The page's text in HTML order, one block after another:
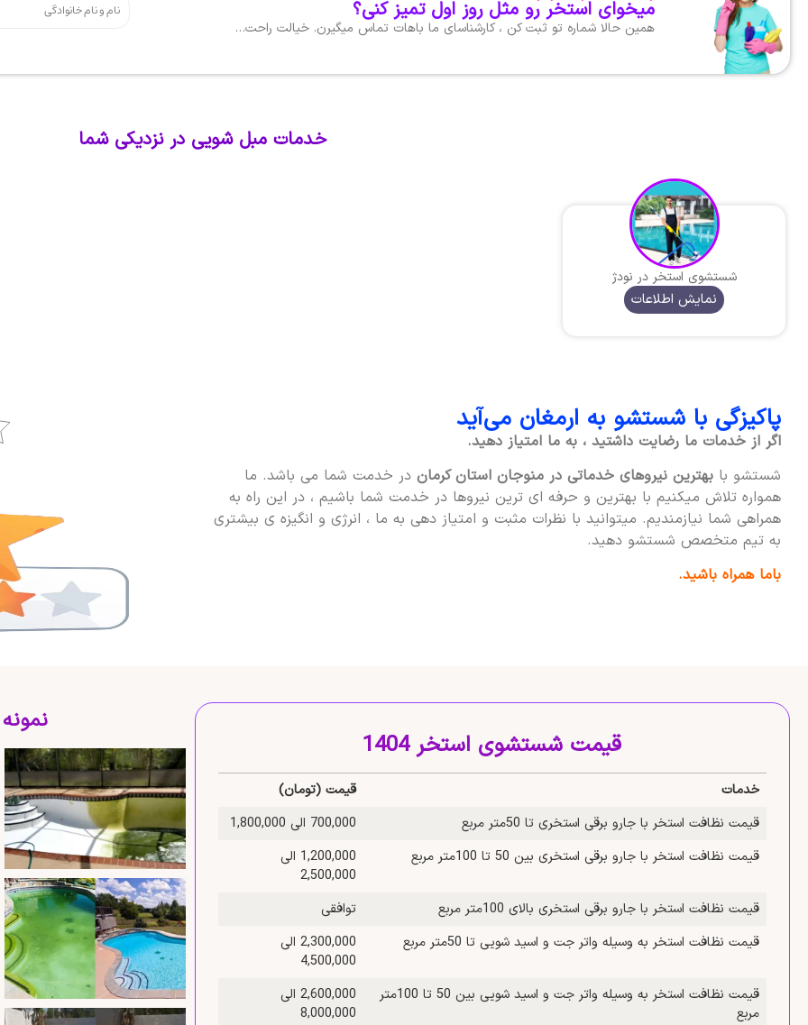
میخوای استخر رو مثل روز اول تمیز کنی؟
همین حالا شماره تو ثبت کن ، کارشناسای ما باهات تماس میگیرن. خیالت راحت…
خدمات مبل شویی در نزدیکی شما
شستشوی استخر در نودژ
نمایش اطلاعات
پاکیزگی با شستشو به ارمغان می‌آید
اگر از خدمات ما رضایت داشتید ، به ما امتیاز دهید.
شستشو با بهترین نیروهای خدماتی در منوجان استان کرمان در خدمت شما می باشد. ما
همواره تلاش میکنیم با بهترین و حرفه ای ترین نیروها در خدمت شما باشیم ، در این راه به
همراهی شما نیازمندیم. میتوانید با نظرات مثبت و امتیاز دهی به ما ، انرژی و انگیزه ی بیشتری
به تیم متخصص شستشو دهید.
باما همراه باشید.
قیمت شستشوی استخر 1404
خدمات
قیمت (تومان)
قیمت نظافت استخر با جارو برقی استخری تا 50متر مربع
700,000 الی 1,800,000
قیمت نظافت استخر با جارو برقی استخری بین 50 تا 100متر مربع
1,200,000 الی
2,500,000
قیمت نظافت استخر با جارو برقی استخری بالای 100متر مربع
توافقی
قیمت نظافت استخر به وسیله واتر جت و اسید شویی تا 50متر مربع
2,300,000 الی
4,500,000
قیمت نظافت استخر به وسیله واتر جت و اسید شویی بین 50 تا 100متر
مربع
2,600,000 الی
8,000,000